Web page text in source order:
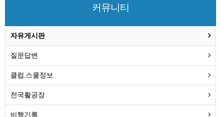
커뮤니티
자유게시판
질문답변
클럽.스쿨정보
전국활공장
비행기록